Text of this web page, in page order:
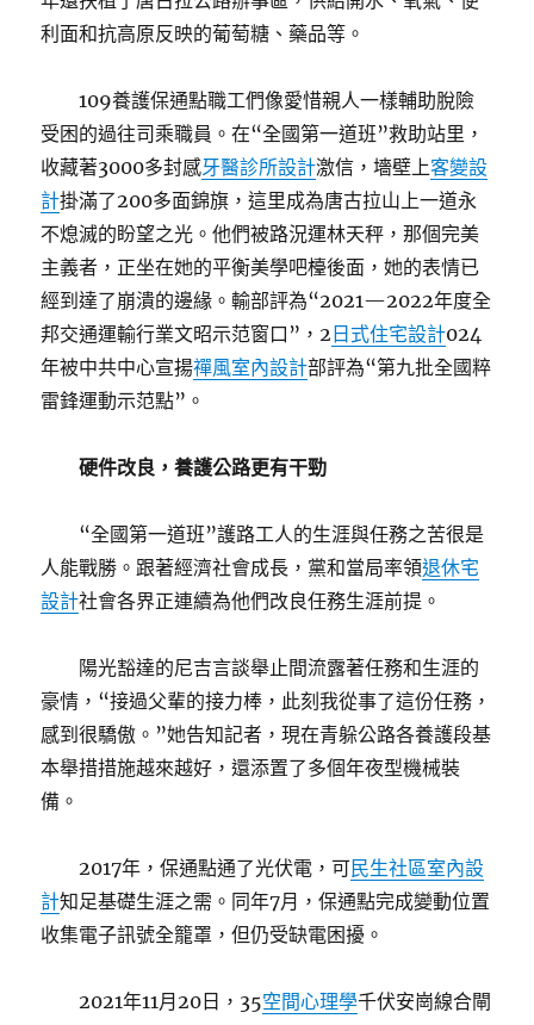
利面和抗高原反映的葡萄糖、藥品等。
109養護保通點職工們像愛惜親人一樣輔助脫險
受困的過往司乘職員。在“全國第一道班”救助站里，
收藏著3000多封感牙醫診所設計激信，墻壁上客變設
計掛滿了200多面錦旗，這里成為唐古拉山上一道永
不熄滅的盼望之光。他們被路況運林天秤，那個完美
主義者，正坐在她的平衡美學吧檯後面，她的表情已
經到達了崩潰的邊緣。輸部評為“2021—2022年度全
邦交通運輸行業文昭示范窗口”，2 日式住宅設計024
年被中共中心宣揚禪風室內設計部評為“第九批全國粹
雷鋒運動示范點”。
硬件改良，養護公路更有干勁
“全國第一道班”護路工人的生涯與任務之苦很是
人能戰勝。跟著經濟社會成長，黨和當局率領退休宅
設計社會各界正連續為他們改良任務生涯前提。
陽光豁達的尼吉言談舉止間流露著任務和生涯的
豪情，“接過父輩的接力棒，此刻我從事了這份任務，
感到很驕傲。”她告知記者，現在青躲公路各養護段基
本舉措措施越來越好，還添置了多個年夜型機械裝
備。
2017年，保通點通了光伏電，可民生社區室內設
計知足基礎生涯之需。同年7月，保通點完成變動位置
收集電子訊號全籠罩，但仍受缺電困擾。
2021年11月20日，35空間心理學千伏安崗線合閘